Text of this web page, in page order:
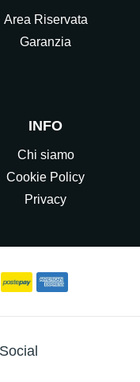
Area Riservata
Garanzia
INFO
Chi siamo
Cookie Policy
Privacy